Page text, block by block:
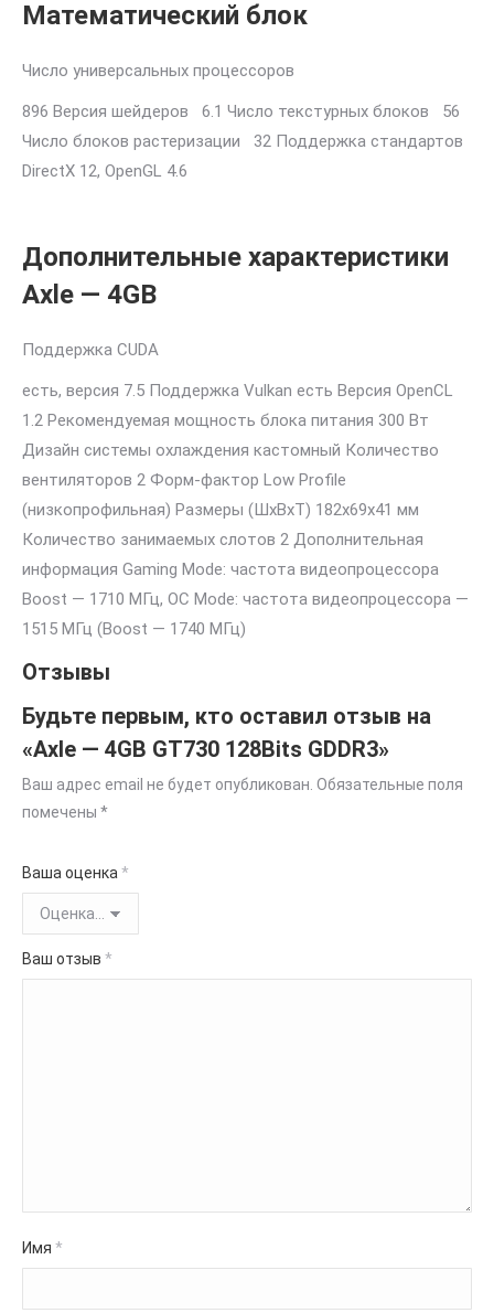
Математический блок
Число универсальных процессоров
896 Версия шейдеров 6.1 Число текстурных блоков 56
Число блоков растеризации 32 Поддержка стандартов
DirectX 12, OpenGL 4.6
Дополнительные характеристики
Axle — 4GB
Поддержка CUDA
есть, версия 7.5 Поддержка Vulkan есть Версия OpenCL
1.2 Рекомендуемая мощность блока питания 300 Вт
Дизайн системы охлаждения кастомный Количество
вентиляторов 2 Форм-фактор Low Profile
(низкопрофильная) Размеры (ШxВxТ) 182x69x41 мм
Количество занимаемых слотов 2 Дополнительная
информация Gaming Mode: частота видеопроцессора
Boost — 1710 МГц, OC Mode: частота видеопроцессора —
1515 МГц (Boost — 1740 МГц)
Отзывы
Будьте первым, кто оставил отзыв на
«Axle — 4GB GT730 128Bits GDDR3»
Ваш адрес email не будет опубликован. Обязательные поля
помечены *
Ваша оценка *
Ваш отзыв *
Имя *